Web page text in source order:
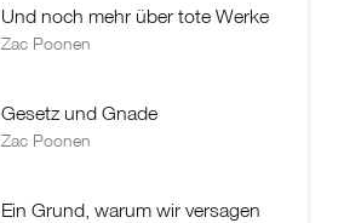
Und noch mehr über tote Werke
Zac Poonen
Gesetz und Gnade
Zac Poonen
Ein Grund, warum wir versagen